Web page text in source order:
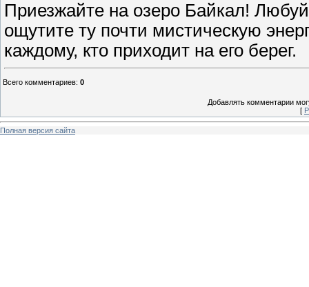
Приезжайте на озеро Байкал!
ощутите ту почти мистическую
каждому, кто приходит на его берег.
Всего комментариев: 0
Добавлять комментарии
[
Полная версия сайта